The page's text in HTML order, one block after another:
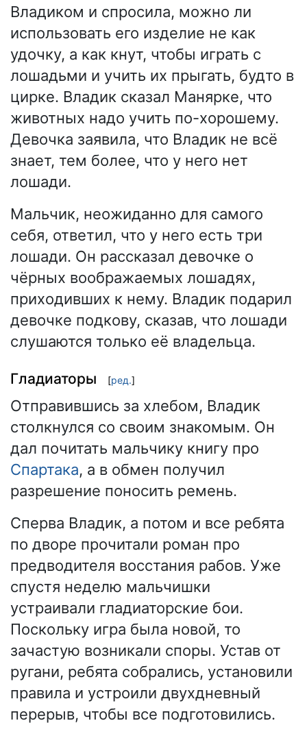
Владиком и спросила, можно ли
использовать его изделие не как
удочку, а как кнут, чтобы играть с
лошадьми и учить их прыгать, будто в
цирке. Владик сказал Манярке, что
животных надо учить по-хорошему.
Девочка заявила, что Владик не всё
знает, тем более, что у него нет
лошади.
Мальчик, неожиданно для самого
себя, ответил, что у него есть три
лошади. Он рассказал девочке о
чёрных воображаемых лошадях,
приходивших к нему. Владик подарил
девочке подкову, сказав, что лошади
слушаются только её владельца.
Гладиаторы [ред.]
Отправившись за хлебом, Владик
столкнулся со своим знакомым. Он
дал почитать мальчику книгу про
Спартака, а в обмен получил
разрешение поносить ремень.
Сперва Владик, а потом и все ребята
по дворе прочитали роман про
предводителя восстания рабов. Уже
спустя неделю мальчишки
устраивали гладиаторские бои.
Поскольку игра была новой, то
зачастую возникали споры. Устав от
ругани, ребята собрались, установили
правила и устроили двухдневный
перерыв, чтобы все подготовились.